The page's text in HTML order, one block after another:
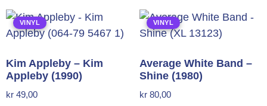
VINYL
Kim Appleby – Kim
Appleby (1990)
kr 49,00
VINYL
Average White Band –
Shine (1980)
kr 80,00